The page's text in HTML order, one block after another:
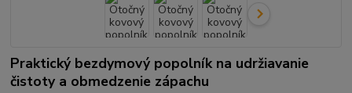
Praktický bezdymový popolník na udržiavanie
čistoty a obmedzenie zápachu